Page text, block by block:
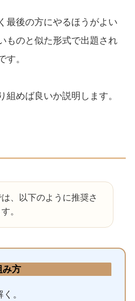
最後の方にやるほうがよい
ものと似た形式で出題され
す。
組めば良いか説明します。
、以下のように推奨さ
。
み方
。